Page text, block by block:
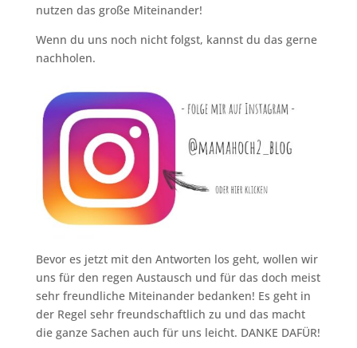
nutzen das große Miteinander!
Wenn du uns noch nicht folgst, kannst du das gerne
nachholen.
Bevor es jetzt mit den Antworten los geht, wollen wir
uns für den regen Austausch und für das doch meist
sehr freundliche Miteinander bedanken! Es geht in
der Regel sehr freundschaftlich zu und das macht
die ganze Sachen auch für uns leicht. DANKE DAFÜR!